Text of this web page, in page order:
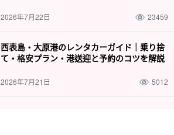
2026年7月22日 23459
西表島・大原港のレンタカーガイド｜乗り捨
て・格安プラン・港送迎と予約のコツを解説
2026年7月21日 5012